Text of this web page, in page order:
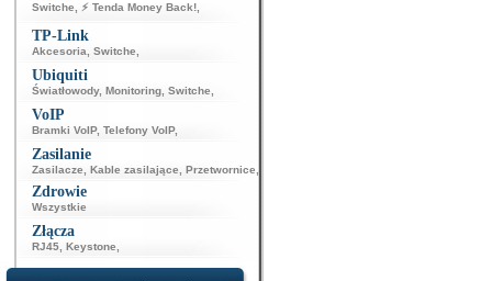
Switche ⚡ Tenda Money Back!
TP-Link
Akcesoria Switche
Ubiquiti
Światłowody, Monitoring Switche
VoIP
Bramki VoIP, Telefony VoIP,
Zasilanie
Zasilacze Kable zasilające Przetwornice
Zdrowie
Wszystkie
Złącza
RJ45 Keystone